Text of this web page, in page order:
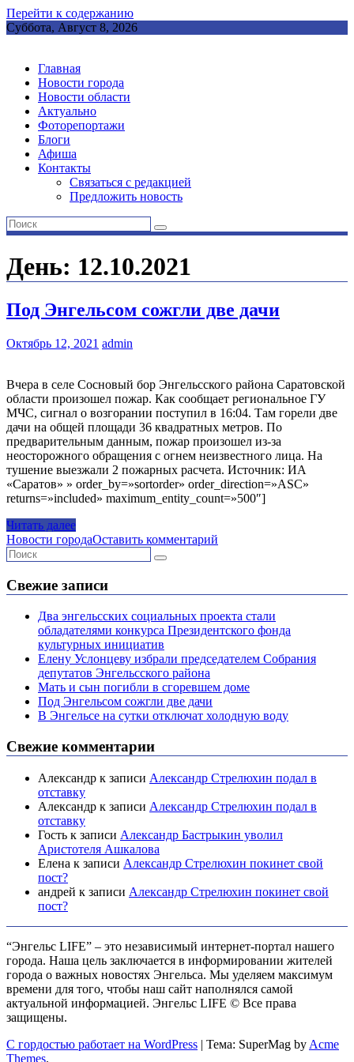
Перейти к содержанию
Суббота, Август 8, 2026
Главная
Новости города
Новости области
Актуально
Фоторепортажи
Блоги
Афиша
Контакты
Связаться с редакцией
Предложить новость
День: 12.10.2021
Под Энгельсом сожгли две дачи
Октябрь 12, 2021 admin
Вчера в селе Сосновый бор Энгельсского района Саратовской
области произошел пожар. Как сообщает региональное ГУ
МЧС, сигнал о возгорании поступил в 16:04. Там горели две
дачи на общей площади 36 квадратных метров. По
предварительным данным, пожар произошел из-за
неосторожного обращения с огнем неизвестного лица. На
тушение выезжали 2 пожарных расчета. Источник: ИА
«Саратов» » order_by=»sortorder» order_direction=»ASC»
returns=»included» maximum_entity_count=»500″]
Читать далее
Новости городаОставить комментарий
Свежие записи
Два энгельсских социальных проекта стали
обладателями конкурса Президентского фонда
культурных инициатив
Елену Услонцеву избрали председателем Собрания
депутатов Энгельсского района
Мать и сын погибли в сгоревшем доме
Под Энгельсом сожгли две дачи
В Энгельсе на сутки отключат холодную воду
Свежие комментарии
Александр к записи Александр Стрелюхин подал в
отставку
Александр к записи Александр Стрелюхин подал в
отставку
Гость к записи Александр Бастрыкин уволил
Аристотеля Ашкалова
Елена к записи Александр Стрелюхин покинет свой
пост?
андрей к записи Александр Стрелюхин покинет свой
пост?
“Энгельс LIFE” – это независимый интернет-портал нашего
города. Наша цель заключается в информировании жителей
города о важных новостях Энгельса. Мы уделяем максимум
времени для того, чтобы наш сайт наполнялся самой
актуальной информацией. Энгельс LIFE © Все права
защищены.
С гордостью работает на WordPress | Тема: SuperMag by Acme
Themes.